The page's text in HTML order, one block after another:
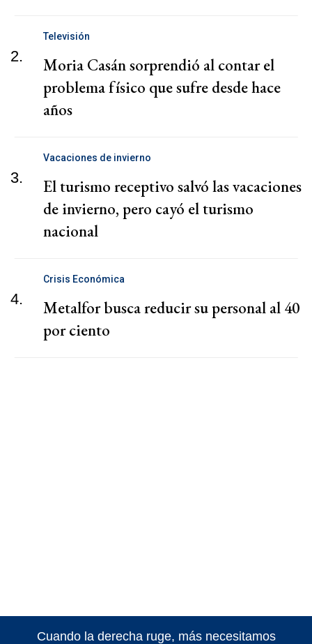
2.
Televisión
Moria Casán sorprendió al contar el
problema físico que sufre desde hace
años
3.
Vacaciones de invierno
El turismo receptivo salvó las vacaciones
de invierno, pero cayó el turismo
nacional
4.
Crisis Económica
Metalfor busca reducir su personal al 40
por ciento
Cuando la derecha ruge, más necesitamos